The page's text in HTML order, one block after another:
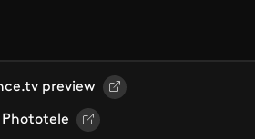
preview
Phototele